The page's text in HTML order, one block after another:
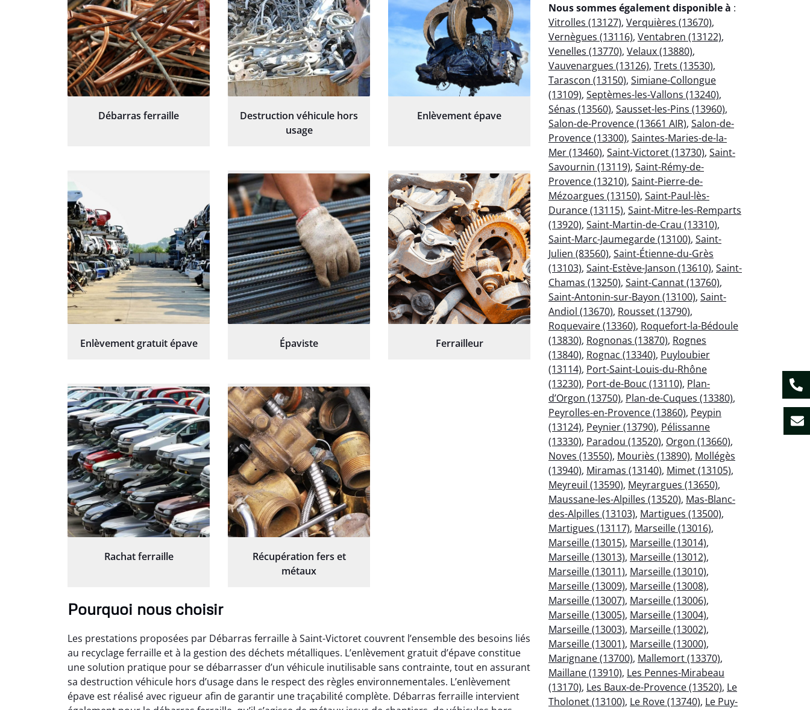
Débarras ferraille
Destruction véhicule hors
usage
Enlèvement épave
Enlèvement gratuit épave Épaviste Ferrailleur
Rachat ferraille
Récupération fers et
métaux
Pourquoi nous choisir
Les prestations proposées par Débarras ferraille à Saint-Victoret couvrent l’ensemble des besoins liés
au recyclage ferraille et à la gestion des déchets métalliques. L’enlèvement gratuit d’épave constitue
une solution pratique pour se débarrasser d’un véhicule inutilisable sans contrainte, tout en assurant
sa destruction véhicule hors d’usage dans le respect des règles environnementales. L’enlèvement
épave est réalisé avec rigueur afin de garantir une traçabilité complète. Débarras ferraille intervient
Nous sommes également disponible à :
Vitrolles (13127), Verquières (13670),
Vernègues (13116), Ventabren (13122),
Venelles (13770), Velaux (13880),
Vauvenargues (13126), Trets (13530),
Tarascon (13150), Simiane-Collongue
(13109), Septèmes-les-Vallons (13240),
Sénas (13560), Sausset-les-Pins (13960),
Salon-de-Provence (13661 AIR), Salon-de-
Provence (13300), Saintes-Maries-de-la-
Mer (13460), Saint-Victoret (13730), Saint-
Savournin (13119), Saint-Rémy-de-
Provence (13210), Saint-Pierre-de-
Mézoargues (13150), Saint-Paul-lès-
Durance (13115), Saint-Mitre-les-Remparts
(13920), Saint-Martin-de-Crau (13310),
Saint-Marc-Jaumegarde (13100), Saint-
Julien (83560), Saint-Étienne-du-Grès
(13103), Saint-Estève-Janson (13610), Saint-
Chamas (13250), Saint-Cannat (13760),
Saint-Antonin-sur-Bayon (13100), Saint-
Andiol (13670), Rousset (13790),
Roquevaire (13360), Roquefort-la-Bédoule
(13830), Rognonas (13870), Rognes
(13840), Rognac (13340), Puyloubier
(13114), Port-Saint-Louis-du-Rhône
(13230), Port-de-Bouc (13110), Plan-
d’Orgon (13750), Plan-de-Cuques (13380),
Peyrolles-en-Provence (13860), Peypin
(13124), Peynier (13790), Pélissanne
(13330), Paradou (13520), Orgon (13660),
Noves (13550), Mouriès (13890), Mollégès
(13940), Miramas (13140), Mimet (13105),
Meyreuil (13590), Meyrargues (13650),
Maussane-les-Alpilles (13520), Mas-Blanc-
des-Alpilles (13103), Martigues (13500),
Martigues (13117), Marseille (13016),
Marseille (13015), Marseille (13014),
Marseille (13013), Marseille (13012),
Marseille (13011), Marseille (13010),
Marseille (13009), Marseille (13008),
Marseille (13007), Marseille (13006),
Marseille (13005), Marseille (13004),
Marseille (13003), Marseille (13002),
Marseille (13001), Marseille (13000),
Marignane (13700), Mallemort (13370),
Maillane (13910), Les Pennes-Mirabeau
(13170), Les Baux-de-Provence (13520), Le
Tholonet (13100), Le Rove (13740), Le Puy-